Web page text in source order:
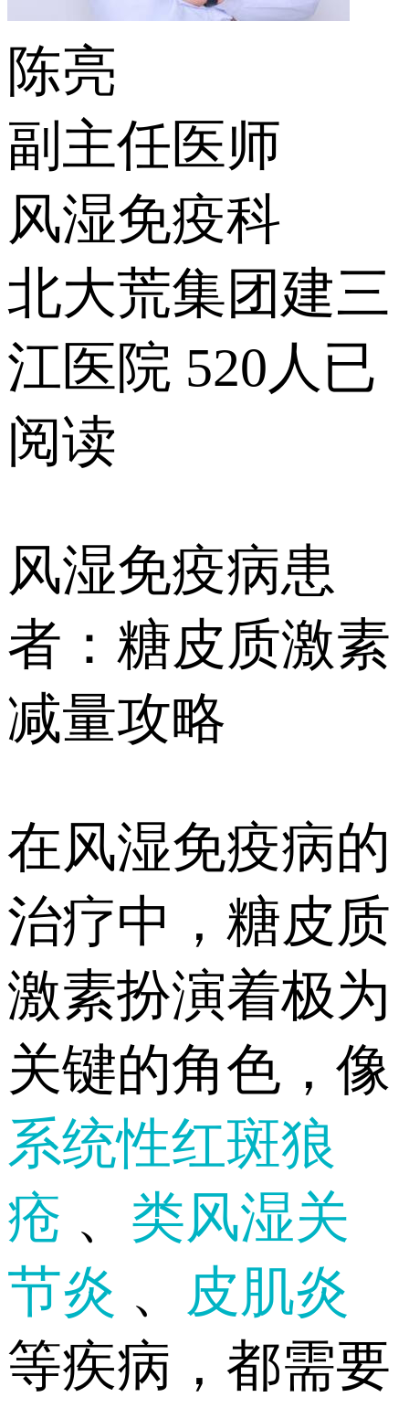
陈亮
副主任医师
风湿免疫科
北大荒集团建三
江医院 520人已
阅读
风湿免疫病患
者：糖皮质激素
减量攻略
在风湿免疫病的
治疗中，糖皮质
激素扮演着极为
关键的角色，像
系统性红斑狼
疮 、 类风湿关
节炎 、
皮肌炎
等疾病，都需要